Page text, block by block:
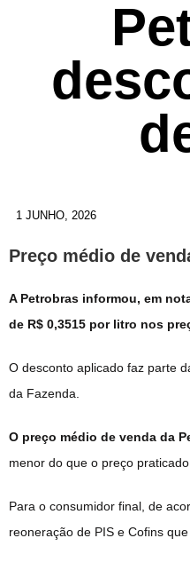
1 JUNHO, 2026
Preço médio de
A Petrobras informou, em
de R$ 0,3515 por litro nos
O desconto aplicado faz parte
da Fazenda.
O preço médio de venda da
menor do que o preço
Para o consumidor final, de
reoneração de PIS e Cofins